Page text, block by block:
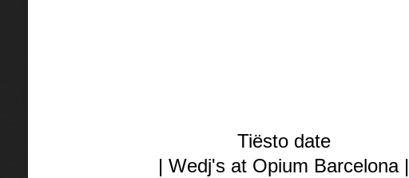
Tiësto date
| Wedj's at Opium Barcelona |